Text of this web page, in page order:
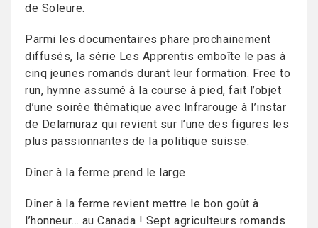
de Soleure.
Parmi les documentaires phare prochainement
diffusés, la série Les Apprentis emboîte le pas à
cinq jeunes romands durant leur formation. Free to
run, hymne assumé à la course à pied, fait l’objet
d’une soirée thématique avec Infrarouge à l’instar
de Delamuraz qui revient sur l’une des figures les
plus passionnantes de la politique suisse.
Dîner à la ferme prend le large
Dîner à la ferme revient mettre le bon goût à
l’honneur… au Canada ! Sept agriculteurs romands